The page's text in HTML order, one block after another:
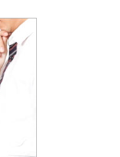
ターテイ
1位 宇宙
に幕 特装
録
かし
ンティマ
『大奥』